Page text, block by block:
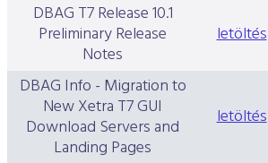
DBAG T7 Release 10.1
Preliminary Release
Notes
letöltés
DBAG Info - Migration to
New Xetra T7 GUI
Download Servers and
Landing Pages
letöltés